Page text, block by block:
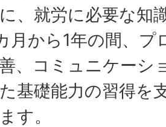
、就労に必要な知
月から1年の間、
、コミュニケーシ
基礎能力の習得を
す。